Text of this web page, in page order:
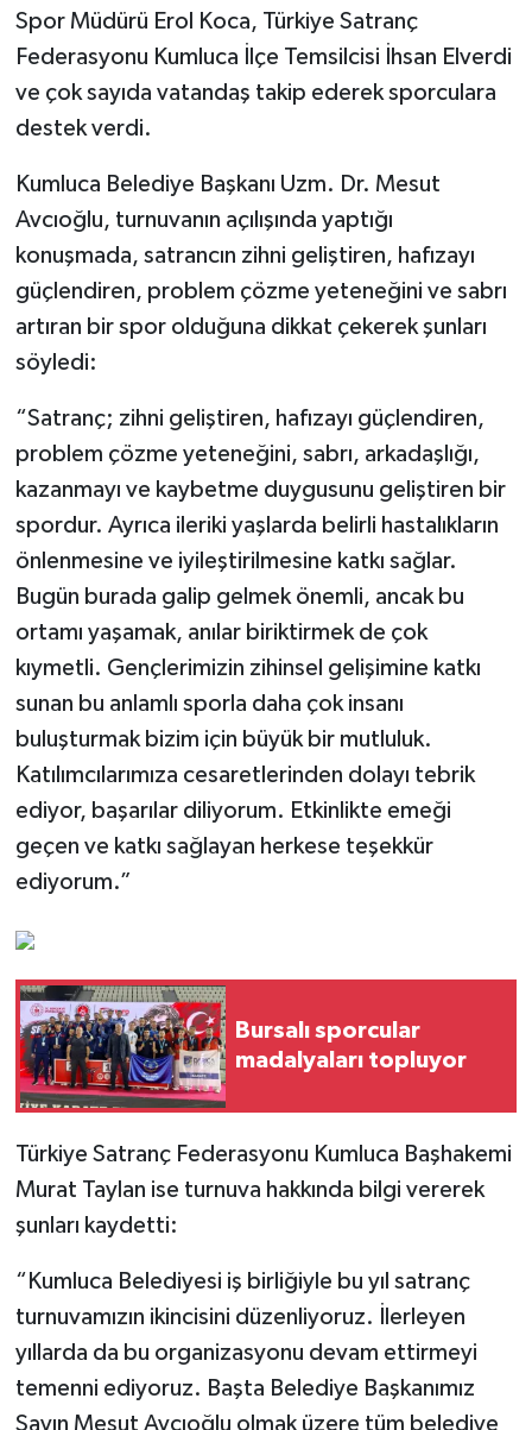
Spor Müdürü Erol Koca, Türkiye Satranç
Federasyonu Kumluca İlçe Temsilcisi İhsan Elverdi
ve çok sayıda vatandaş takip ederek sporculara
destek verdi.
Kumluca Belediye Başkanı Uzm. Dr. Mesut
Avcıoğlu, turnuvanın açılışında yaptığı
konuşmada, satrancın zihni geliştiren, hafızayı
güçlendiren, problem çözme yeteneğini ve sabrı
artıran bir spor olduğuna dikkat çekerek şunları
söyledi:
“Satranç; zihni geliştiren, hafızayı güçlendiren,
problem çözme yeteneğini, sabrı, arkadaşlığı,
kazanmayı ve kaybetme duygusunu geliştiren bir
spordur. Ayrıca ileriki yaşlarda belirli hastalıkların
önlenmesine ve iyileştirilmesine katkı sağlar.
Bugün burada galip gelmek önemli, ancak bu
ortamı yaşamak, anılar biriktirmek de çok
kıymetli. Gençlerimizin zihinsel gelişimine katkı
sunan bu anlamlı sporla daha çok insanı
buluşturmak bizim için büyük bir mutluluk.
Katılımcılarımıza cesaretlerinden dolayı tebrik
ediyor, başarılar diliyorum. Etkinlikte emeği
geçen ve katkı sağlayan herkese teşekkür
ediyorum.”
Bursalı sporcular
madalyaları topluyor
Türkiye Satranç Federasyonu Kumluca Başhakemi
Murat Taylan ise turnuva hakkında bilgi vererek
şunları kaydetti:
“Kumluca Belediyesi iş birliğiyle bu yıl satranç
turnuvamızın ikincisini düzenliyoruz. İlerleyen
yıllarda da bu organizasyonu devam ettirmeyi
temenni ediyoruz. Başta Belediye Başkanımız
Sayın Mesut Avcıoğlu olmak üzere tüm belediye